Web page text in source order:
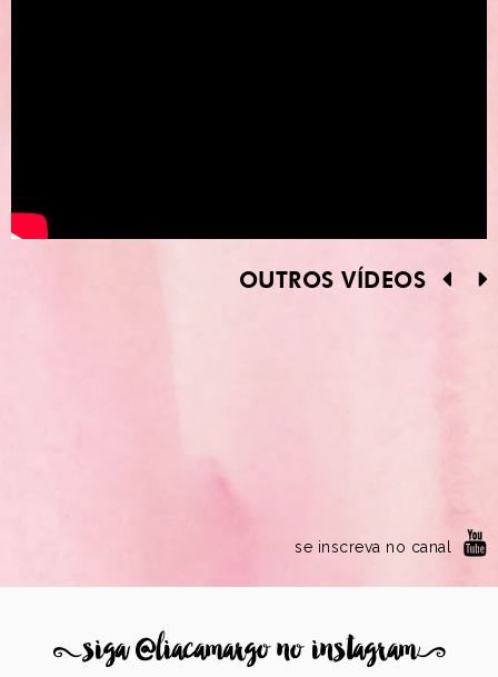
OUTROS VÍDEOS
se inscreva no canal
8siga @liacamargo no instagram9